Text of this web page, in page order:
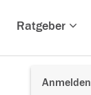
Ratgeber
Anmelden